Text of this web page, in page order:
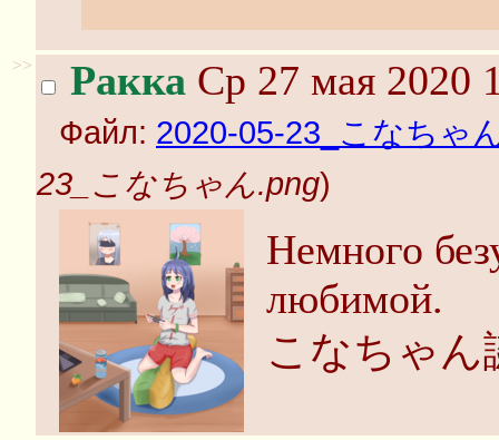
>> Ракка Ср 27 мая 2020
Файл: 2020-05-23_こなちゃ
23_こなちゃん.png)
Немного
любимой.
こなちゃん